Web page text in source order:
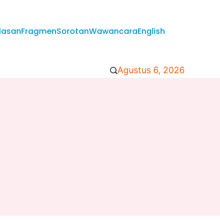
FragmenSorotanWawancaraEnglish
Agustus 6, 2026